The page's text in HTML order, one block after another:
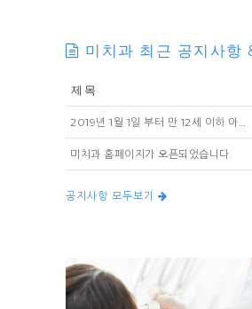
미치과 최근 공지사항
제목
2019년 1월 1일 부터 만 12세 이하 아동의 영구치 레진은 국민 건강 보험이 적용됩니다.
미치과 홈페이지가 오픈되었습니다.
공지사항 모두보기